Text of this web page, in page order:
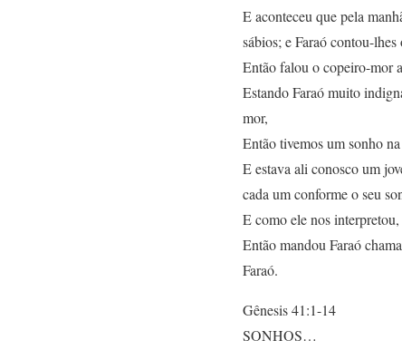
E aconteceu que pela
sábios; e Faraó contou-
Então falou o copeiro-mor
Estando Faraó muito
mor,
Então tivemos um sonho
E estava ali conosco um
cada um conforme o seu
E como ele nos
Então mandou Faraó
Faraó.
Gênesis 41:1-14
SONHOS…